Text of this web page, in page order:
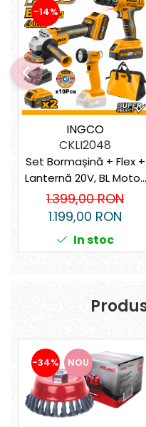
Clești
Dălți pentru Lemn
Menghine
Scule pentru Gresie și Sticlă
Scule pentru grădină
Suflantă frunze
Suporturi laptop
Tirbușoane și
sticle
Trafalet
Trimmere
Unelte pentru altoit
Motoforeze și Burghie de
-14%
INGCO
CKLI2048
Set Bormașină + Flex +
Lanternă 20V, BL Motor,
2x Acumulator 4Ah –
Performanță și
Fiabilitate
1.399,00 RON
1.199,00 RON
In stoc
-34% NOU